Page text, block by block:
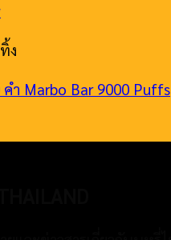
ง
คํา Marbo Bar 9000 Puffs